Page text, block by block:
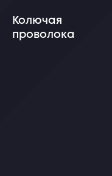
Колючая
проволока